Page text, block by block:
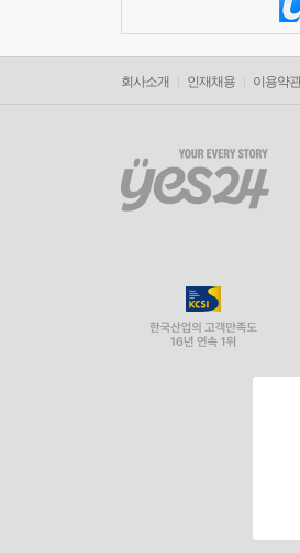
회사소개 인재채용 이용약관